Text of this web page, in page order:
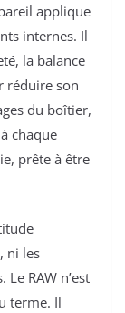
applique
internes. Il
la balance
réduire son
du boîtier,
chaque
prête à être
ni les
RAW n’est
terme. Il